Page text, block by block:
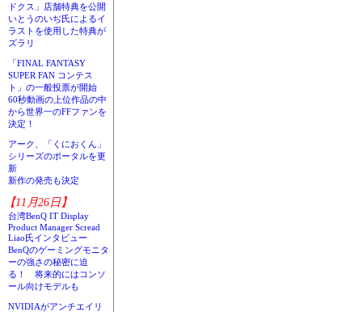
ドクス」店舗特典を公開
いとうのいぢ氏によるイ
ラストを使用した特典が
ズラリ
「FINAL FANTASY
SUPER FAN コンテス
ト」の一般投票が開始
60秒動画の上位作品の中
から世界一のFFファンを
決定！
アーク、「くにおくん」
シリーズのポータルを更
新
新作の発売も決定
【11月26日】
台湾BenQ IT Display
Product Manager Scread
Liao氏インタビュー
BenQのゲーミングモニタ
ーの強さの秘密に迫
る！ 将来的にはコンソ
ール向けモデルも
NVIDIAがアンチエイリ